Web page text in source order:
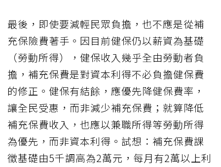
最後，即使要減輕民眾負擔，也不應是從補
充保險費著手。因目前健保仍以薪資為基礎
（勞動所得），健保收入幾乎全由勞動者負
擔，補充保費是對資本利得不必負擔健保費
的修正。健保有結餘，應優先降健保費率，
讓全民受惠，而非減少補充保費；就算降低
補充保費收入，也應以兼職所得等勞動所得
為優先，而非資本利得。試想：補充保費課
徵基礎由5千調高為2萬元，每月有2萬以上利